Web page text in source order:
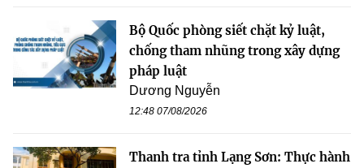
Bộ Quốc phòng siết chặt kỷ luật,
chống tham nhũng trong xây dựng
pháp luật
Dương Nguyễn
12:48 07/08/2026
Thanh tra tỉnh Lạng Sơn: Thực hành